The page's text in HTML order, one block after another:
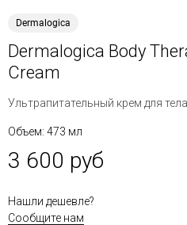
Dermalogica
Dermalogica Body
Cream
Ультрапитательный крем для тела
Объем: 473 мл
3 600 руб
Нашли дешевле?
Сообщите нам